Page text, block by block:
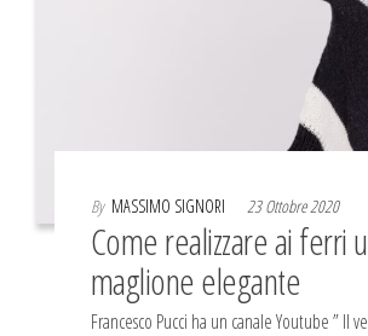
By MASSIMO SIGNORI 23 Ottobre 2020
Come realizzare ai ferri
maglione elegante
Francesco Pucci ha un canale Youtube ” Il